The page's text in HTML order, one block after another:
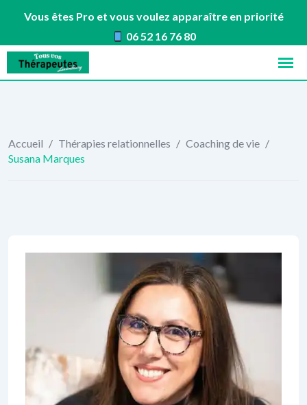
Vous êtes Pro et vous voulez apparaître en priorité
06 52 16 76 80
Skip
content
Accueil / Thérapies relationnelles / Coaching de vie /
Susana Marques